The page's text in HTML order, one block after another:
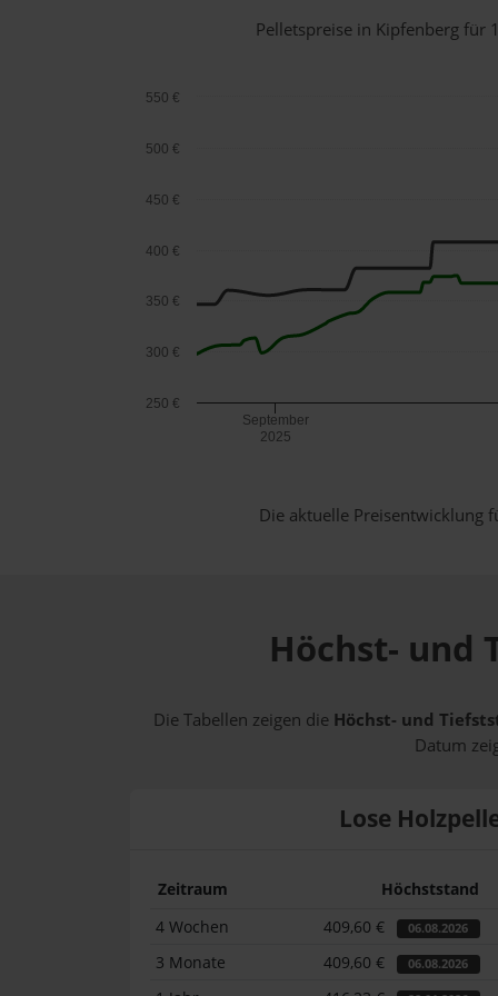
Pelletspreise in Kipfenberg für
September
2025
250 €
300 €
350 €
400 €
450 €
500 €
550 €
Die aktuelle Preisentwicklung
Höchst- und
Die Tabellen zeigen die Höchst- und
Datum
Lose
Zeitraum Höchststand
4 Wochen
409,60 € 06.08.2026
3 Monate 409,60 € 06.08.2026